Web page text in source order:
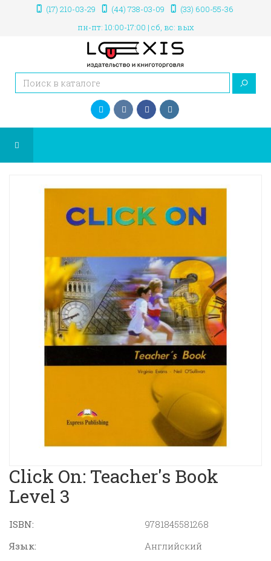
(17) 210-03-29 (44) 738-03-09
(33) 600-55-36
пн-пт: 10:00-17:00 | сб, вс: вых
Click On: Teacher's Book
Level 3
ISBN:
9781845581268
Язык:
Английский